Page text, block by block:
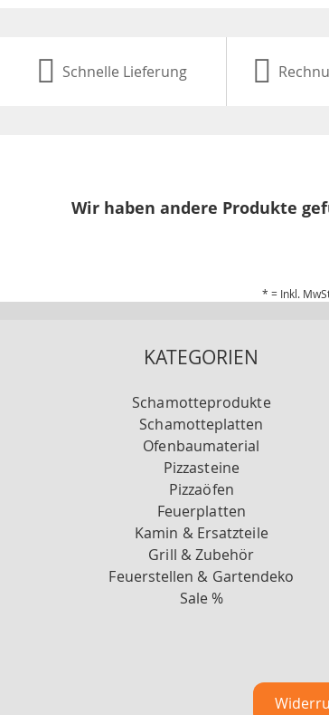
Schnelle Lieferung
Wir haben andere Produkte
* = Inkl.
KATEGORIEN
Schamotteprodukte
Schamotteplatten
Ofenbaumaterial
Pizzasteine
Pizzaöfen
Feuerplatten
Kamin & Ersatzteile
Grill & Zubehör
Feuerstellen & Gartendeko
Sale %